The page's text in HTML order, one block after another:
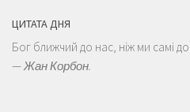
ЦИТАТА ДНЯ
Бог ближчий до нас, ніж ми самі
—Жан Корбон.